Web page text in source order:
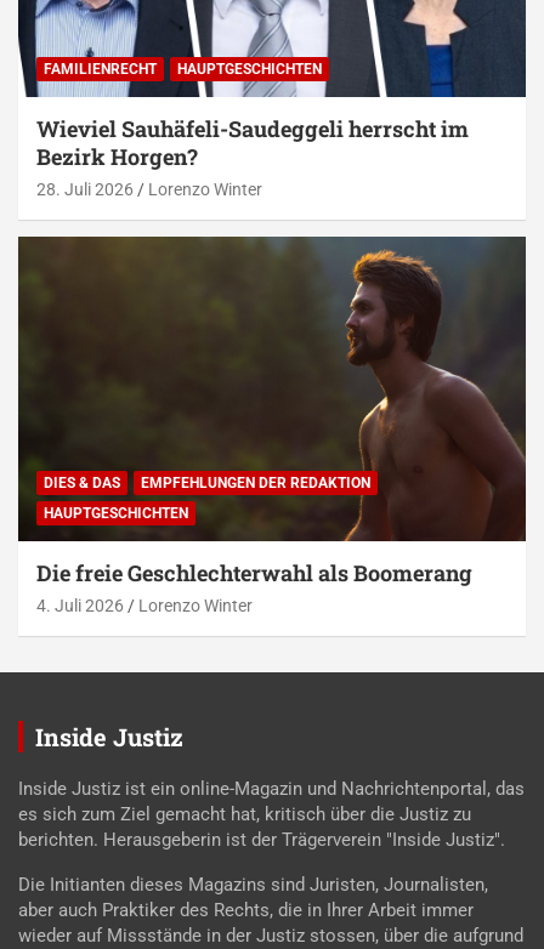
FAMILIENRECHT HAUPTGESCHICHTEN
Wieviel Sauhäfeli-Saudeggeli herrscht im
Bezirk Horgen?
28. Juli 2026 Lorenzo Winter
DIES & DAS
EMPFEHLUNGEN DER REDAKTION
HAUPTGESCHICHTEN
Die freie Geschlechterwahl als Boomerang
4. Juli 2026 Lorenzo Winter
Inside Justiz
Inside Justiz ist ein online-Magazin und Nachrichtenportal, das
es sich zum Ziel gemacht hat, kritisch über die Justiz zu
berichten. Herausgeberin ist der Trägerverein "Inside Justiz".
Die Initianten dieses Magazins sind Juristen, Journalisten,
aber auch Praktiker des Rechts, die in Ihrer Arbeit immer
wieder auf Missstände in der Justiz stossen, über die aufgrund